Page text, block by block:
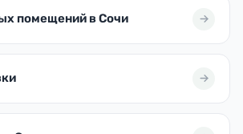
помещений в Сочи